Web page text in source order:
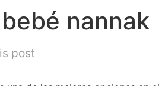
nannak
post